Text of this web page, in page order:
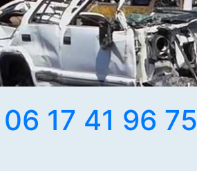
06 17 41 96 75